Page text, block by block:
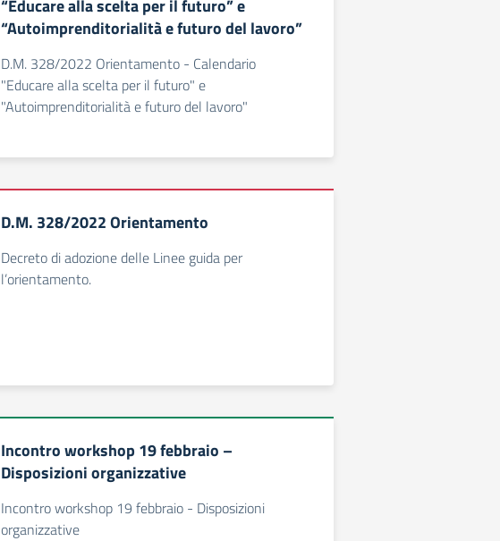
“Educare alla scelta per il futuro” e
“Autoimprenditorialità e futuro del lavoro”
D.M. 328/2022 Orientamento - Calendario
"Educare alla scelta per il futuro" e
"Autoimprenditorialità e futuro del lavoro"
D.M. 328/2022 Orientamento
Decreto di adozione delle Linee guida per
l’orientamento.
Incontro workshop 19 febbraio –
Disposizioni organizzative
Incontro workshop 19 febbraio - Disposizioni
organizzative